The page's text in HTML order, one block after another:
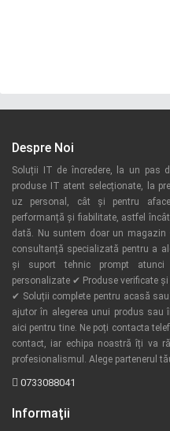
Despre Noi
Soluții IT de încredere, la un pas
produse IT atent selecționate, la
uz personal, cât și pentru
performanță și fiabilitate, astfel
dată. Nu suntem doar un
consultanță specializată pentru a
și suport tehnic prompt
personalizate ✔ Produse verificate
✔ Soluții complete pentru acasă
ajutor în alegerea unui produs sau
aici pentru tine. Ne poți contacta
contact, iar echipa noastră îți va
profesionalismul. Alege partenerul
0733088041
Informaţii